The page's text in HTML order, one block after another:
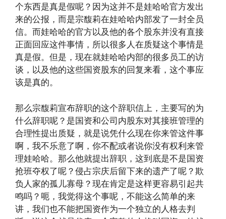
个东西是真是假呢？因为这并不是娃哈哈官方发出
来的公报，而是宗馥莉在娃哈哈内部发了一封全员
信。而娃哈哈的官方以及他的各个股东并没有直接
正面回应这件事情，所以很多人在质疑这个事情是
真是假。但是，现在就娃哈哈内部的很多员工的访
谈，以及他的这些国资股东的回复来看，这个事应
该是真的。
那么宗馥莉宣布辞职的这个辞职信上，主要写的为
什么辞职呢？是国资和公司内股东对其接班管理的
合理性提出质疑，就是说凭什么现在你来管这件事
啊，我不乐意了啊，你不配或者说你没有权利来管
理娃哈哈。那么他就提出辞职，这到底是不是国资
抢班夺权了呢？侵占宗庆后留下来的遗产了呢？欺
负人家的孤儿寡母？现在肯定是这样更容易引起共
鸣吗？呃，我觉得这个事呢，不能这么简单的来
讲，我们也不能把国资作为一个独立的人格去判